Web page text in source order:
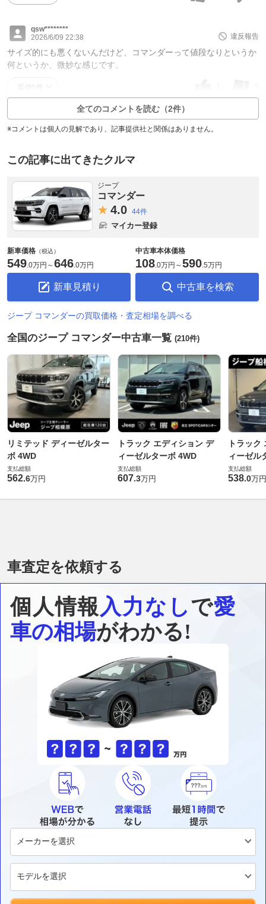
qsw********
2026/6/09 22:38
違反報告
サイズ的にも悪くないんだけど、コマンダーって値段なりというか
何というか、微妙な感じです。
全てのコメントを読む（2件）
※コメントは個人の見解であり、記事提供社と関係はありません。
この記事に出てきたクルマ
ジープ
コマンダー
4.0 44件
マイカー登録
新車価格 （税込）
549.0万円 ～646.0万円
新車見積り
中古車本体価格
108.0万円 ～590.5万円
中古車を検索
ジープ コマンダーの買取価格・査定相場を調べる
全国のジープ コマンダー中古車一覧 (210件)
リミテッド ディーゼルター
ボ 4WD
支払総額
562.6万円
トラック エディション デ
ィーゼルターボ 4WD
支払総額
607.3万円
トラック
ィーゼル
支払総額
538.0万円
車査定を依頼する
個人情報 入力なしで愛
車の相場がわかる!